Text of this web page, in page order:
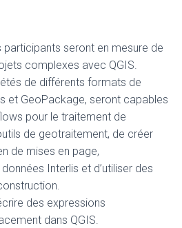
participants seront en mesure de
complexes avec QGIS.
de différents formats de
et GeoPackage, seront capables
pour le traitement de
de geotraitement, de créer
de mises en page,
Interlis et d’utiliser des
des expressions
dans QGIS.